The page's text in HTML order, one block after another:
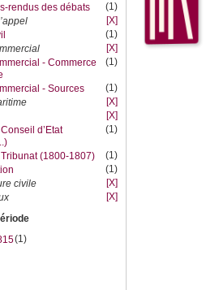
rendus des débats
(1)
[X]
(1)
[X]
- Commerce
(1)
- Sources
(1)
[X]
[X]
d’Etat
(1)
Tribunat (1800-1807)
(1)
(1)
civile
[X]
[X]
(1)